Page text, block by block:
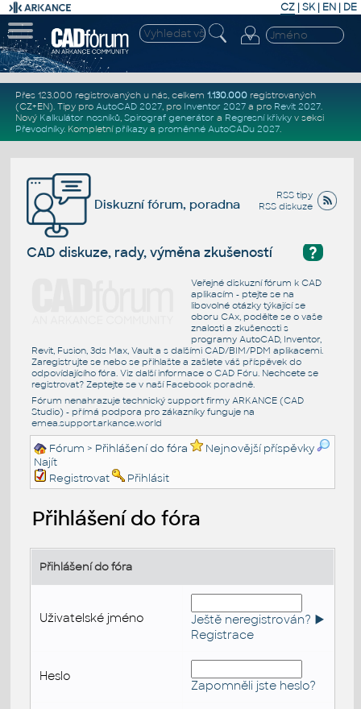
CZ | SK| EN | DE
Přes 123.000 registrovaných u nás, celkem 1.130.000registrovaných
(CZ+EN). Tipy pro AutoCAD 2027, pro Inventor 2027a pro Revit 2027.
Nový Kalkulátor nosníků, Spirograf generátor a Regresní křivkyv sekci
Převodníky. Kompletní příkazya proměnné AutoCADu 2027.
RSS tipy
RSS diskuze
Diskuzní fórum, poradna
?
CAD diskuze, rady, výměna zkušeností
Veřejné diskuzní fórum k CAD
aplikacím - ptejte se na
libovolné otázky týkající se
oboru CAx, podělte se o vaše
znalosti a zkušenosti s
programy AutoCAD, Inventor,
Revit, Fusion, 3ds Max, Vault a s dalšími CAD/BIM/PDM aplikacemi.
Zaregistrujte se nebo se přihlašte a zašlete váš příspěvek do
odpovídajícího fóra. Viz další informace o CAD Fóru. Nechcete se
registrovat? Zeptejte se v naší Facebook poradně.
Fórum nenahrazuje technický support firmy ARKANCE (CAD
Studio) - přímá podpora pro zákazníky funguje na
emea.support.arkance.world
Fórum > Přihlášení do fóra
Nejnovější příspěvky
Najít
Registrovat
Přihlásit
Přihlášení do fóra
Přihlášení do fóra
Uživatelské jméno
Ještě neregistrován? ►
Registrace
Heslo
Zapomněli jste heslo?